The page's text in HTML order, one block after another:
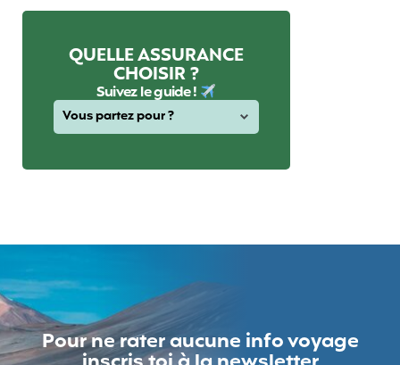
QUELLE ASSURANCE
CHOISIR ?
Suivez le guide !
Pour ne rater aucune info voyage